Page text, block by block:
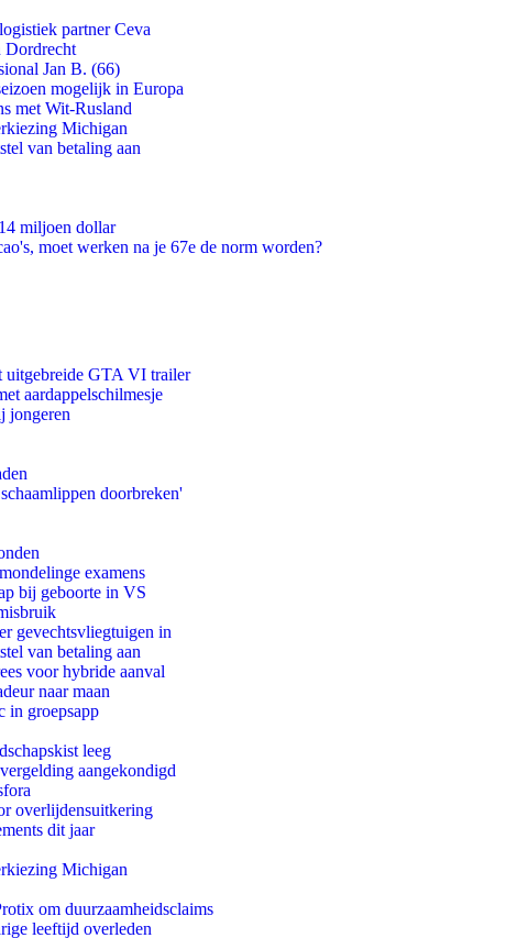
partner Ceva
Dordrecht
Jan B. (66)
mogelijk in Europa
met Wit-Rusland
Michigan
van betaling aan
miljoen dollar
moet werken na je 67e de norm worden?
uitgebreide GTA VI trailer
aardappelschilmesje
jongeren
doorbreken'
examens
bij geboorte in VS
gevechtsvliegtuigen in
van betaling aan
voor hybride aanval
naar maan
in groepsapp
leeg
aangekondigd
overlijdensuitkering
dit jaar
Michigan
om duurzaamheidsclaims
leeftijd overleden